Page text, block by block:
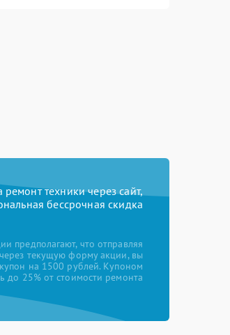
техники через сайт,
бессрочная скидка
предполагают, что отправляя
текущую форму акции, вы
на 1500 рублей. Купоном
до 25% от стоимости ремонта